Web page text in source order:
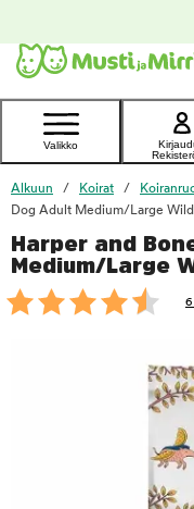
Ota yhteyttä
asiakaspalveluun
Valikko
Alkuun Koirat
Dog Adult Medium/Large
Harper and
Medium/Large
6
foo